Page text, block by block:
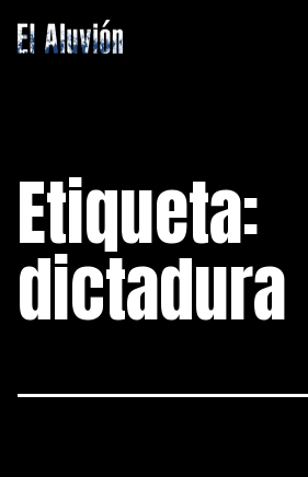
Saltar
El
Etiqueta:
dictadura